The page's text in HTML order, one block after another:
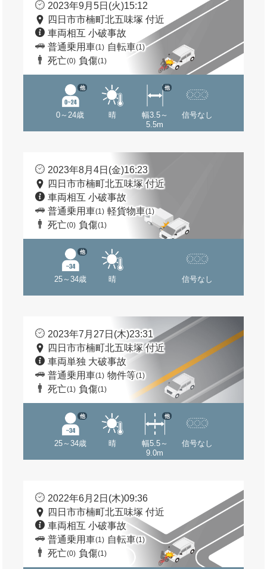
2023年9月5日(火)15:12
四日市市楠町北五味塚 付近
車両相互 小破事故
普通乗用車(1) 自転車(1)
死亡(0) 負傷(1)
0～24歳
他
晴
幅3.5～
5.5m
他
信号なし
2023年8月4日(金)16:23
四日市市楠町北五味塚 付近
車両相互 小破事故
普通乗用車(1) 軽貨物車(1)
死亡(0) 負傷(1)
25～34歳
他
晴 信号なし
2023年7月27日(木)23:31
四日市市楠町北五味塚 付近
車両単独 大破事故
普通乗用車(1) 物件等(1)
死亡(1) 負傷(1)
25～34歳
他
晴
幅5.5～
9.0m
他
信号なし
2022年6月2日(木)09:36
四日市市楠町北五味塚 付近
車両相互 小破事故
普通乗用車(1) 自転車(1)
死亡(0) 負傷(1)